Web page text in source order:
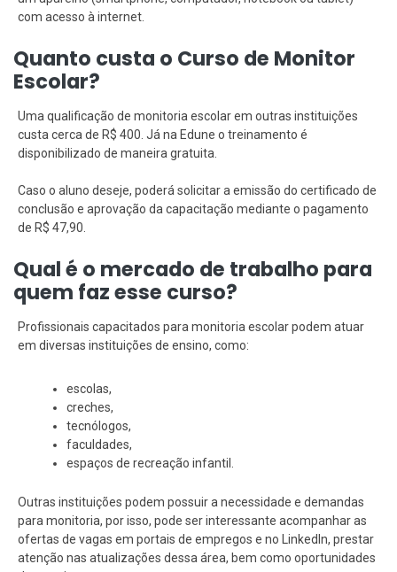
com acesso à internet.
Quanto custa o Curso de Monitor
Escolar?
Uma qualificação de monitoria escolar em outras instituições
custa cerca de R$ 400. Já na Edune o treinamento é
disponibilizado de maneira gratuita.
Caso o aluno deseje, poderá solicitar a emissão do certificado de
conclusão e aprovação da capacitação mediante o pagamento
de R$ 47,90.
Qual é o mercado de trabalho para
quem faz esse curso?
Profissionais capacitados para monitoria escolar podem atuar
em diversas instituições de ensino, como:
escolas,
creches,
tecnólogos,
faculdades,
espaços de recreação infantil.
Outras instituições podem possuir a necessidade e demandas
para monitoria, por isso, pode ser interessante acompanhar as
ofertas de vagas em portais de empregos e no LinkedIn, prestar
atenção nas atualizações dessa área, bem como oportunidades